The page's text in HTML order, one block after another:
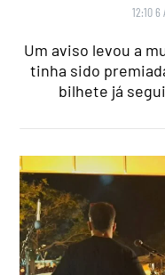
12:10 6
Um aviso levou a
tinha sido
bilhete já